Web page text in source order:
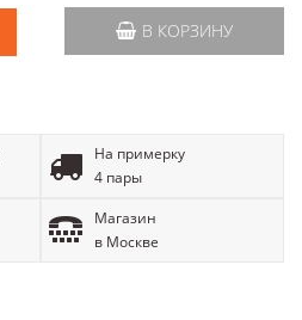
В КОРЗИНУ
На примерку
4 пары
Магазин
в Москве